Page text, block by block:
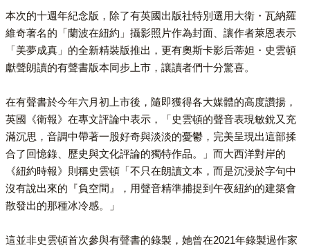
本次的十週年紀念版，除了有英國出版社特別選用大衛・瓦納羅
維奇著名的「蘭波在紐約」攝影照片作為封面、讓作者萊恩表示
「美夢成真」的全新精裝版推出，更有奧斯卡影后蒂妲・史雲頓
獻聲朗讀的有聲書版本同步上市，讓讀者們十分驚喜。
在有聲書於今年六月初上市後，隨即獲得各大媒體的高度讚揚，
英國《衛報》在專文評論中表示，「史雲頓的聲音表現敏銳又充
滿沉思，音調中帶著一股好奇與淡淡的憂鬱，完美呈現出這部揉
合了回憶錄、歷史與文化評論的獨特作品。」而大西洋對岸的
《紐約時報》則稱史雲頓「不只在朗讀文本，而是沉浸於字句中
沒有說出來的『負空間』，用聲音精準捕捉到午夜紐約的建築會
散發出的那種冰冷感。」
這並非史雲頓首次參與有聲書的錄製，她曾在2021年錄製過作家